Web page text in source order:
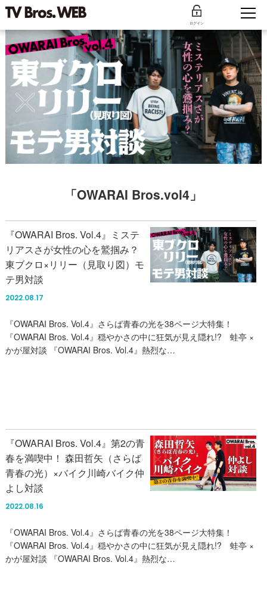
ログイン
「OWARAI Bros.vol4」
『OWARAI Bros. Vol.4』ミステ
リアスさが女性の心を鷲掴み？
東ブクロ×リリー（見取り図）モ
テ男対談
2022.08.17
『OWARAI Bros. Vol.4』さらば青春の光を38ページ大特集！
『OWARAI Bros. Vol.4』穏やかさの中に狂気が見え隠れ!? 蛙亭 ×
かが屋対談 『OWARAI Bros. Vol.4』熱烈な…
『OWARAI Bros. Vol.4』第2の青
春を満喫中！ 森田哲矢（さらば
青春の光）×バイク川崎バイク仲
よし対談
2022.08.16
『OWARAI Bros. Vol.4』さらば青春の光を38ページ大特集！
『OWARAI Bros. Vol.4』穏やかさの中に狂気が見え隠れ!? 蛙亭 ×
かが屋対談 『OWARAI Bros. Vol.4』熱烈な…